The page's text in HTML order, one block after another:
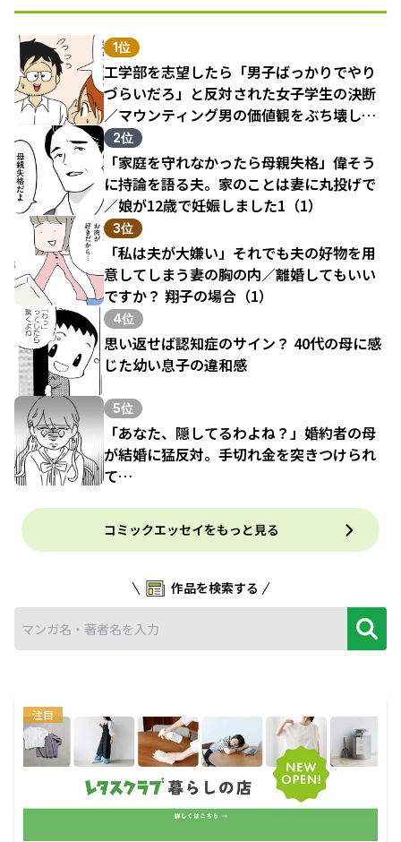
1位
工学部を志望したら「男子ばっかりでやり
づらいだろ」と反対された女子学生の決断
／マウンティング男の価値観をぶち壊した
結果（1）
2位
「家庭を守れなかったら母親失格」偉そう
に持論を語る夫。家のことは妻に丸投げで
／娘が12歳で妊娠しました1（1）
3位
「私は夫が大嫌い」それでも夫の好物を用
意してしまう妻の胸の内／離婚してもいい
ですか？ 翔子の場合（1）
4位
思い返せば認知症のサイン？ 40代の母に感
じた幼い息子の違和感
5位
「あなた、隠してるわよね？」婚約者の母
が結婚に猛反対。手切れ金を突きつけられ
て…
コミックエッセイをもっと見る
作品を検索する
注目